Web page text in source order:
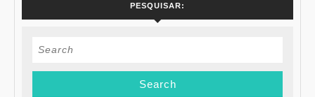
PESQUISAR:
Search